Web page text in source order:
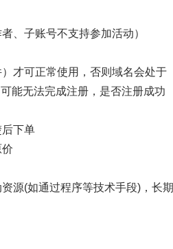
、子账号不支持参加活动）
才可正常使用，否则域名会处于
能无法完成注册，是否注册成功
下单
源(如通过程序等技术手段)，长期